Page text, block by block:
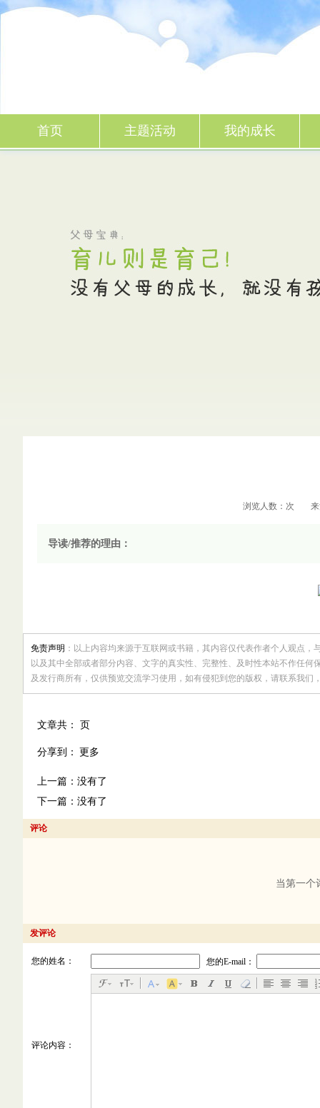
首页 主题活动 我的成长
浏览人数：次
导读/推荐的理由：
免责声明 ：以上内容均来源于互联网或书籍，其内容仅代表作者个人观点
以及其中全部或者部分内容、文字的真实性、完整性、及时性本站不作任
及发行商所有，仅供预览交流学习使用，如有侵犯到您的版权，请联系我们
文章共： 页
分享到： 更多
上一篇：没有了
下一篇：没有了
评论
当第一个
发评论
您的姓名： 您的E-mail：
评论内容：